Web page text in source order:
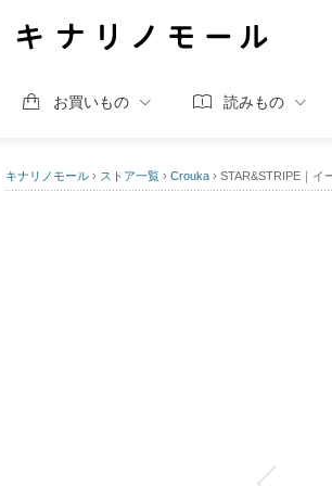
お買いもの 読みもの
キナリノモール › ストア一覧 › Crouka › STAR&STRIPE｜イ